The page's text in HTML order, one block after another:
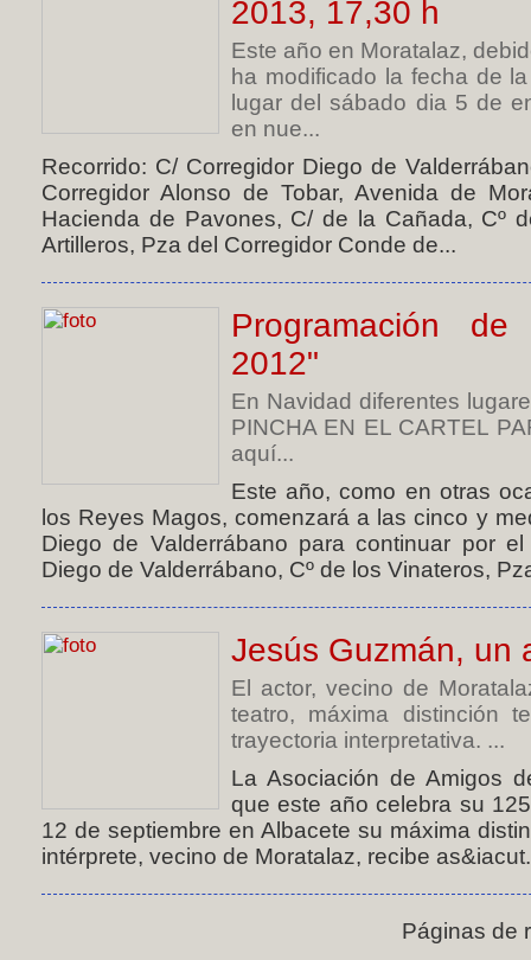
2013, 17,30 h
Este año en Moratalaz,
ha modificado la fecha de
lugar del sábado dia 5 de
en nue...
Recorrido: C/ Corregidor Diego de
Corregidor Alonso de Tobar, Avenida de
Hacienda de Pavones, C/ de la Cañada, Cº
Artilleros, Pza del Corregidor Conde de...
Programación
2012"
En Navidad diferentes
PINCHA EN EL CARTEL
aquí...
Este año, como en otras
los Reyes Magos, comenzará a las cinco y
Diego de Valderrábano para continuar por
Diego de Valderrábano, Cº de los Vinateros,
Jesús Guzmán, un
El actor, vecino de
teatro, máxima distinción
trayectoria interpretativa. ...
La Asociación de Amigos
que este año celebra su
12 de septiembre en Albacete su máxima
intérprete, vecino de Moratalaz, recibe
Páginas de